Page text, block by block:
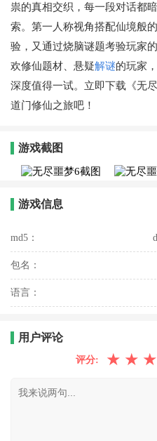
祟的真相交织，每一段对话都
索。第一人称视角搭配仙境般
验，又通过烧脑谜题考验玩家
欢修仙题材、悬疑解谜的玩家
深度值得一试。立即下载《无
道门修仙之旅吧！
游戏截图
游戏信息
md5：
包名：
语言：
用户评论
评分: ★ ★ ★